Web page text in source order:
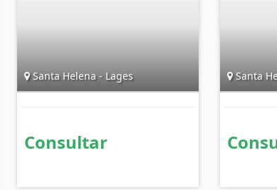
Santa Helena - Lages
Consultar
Santa